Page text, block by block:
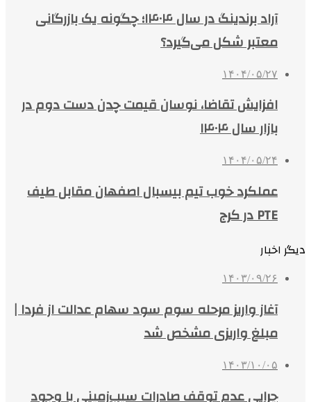
آراد برندینگ در سال ۱۴۰۴؛ چگونه یک بازرگانی
معتبر شکل می‌گیرد؟
۱۴۰۴/۰۵/۲۷
افزایش تقاضا، نوسان قیمت چدن دست دوم در
بازار سال ۱۴۰۴
۱۴۰۴/۰۵/۲۴
عملکرد خوب تیم بیسبال اصفهان مقابل طیف
PTE در کرج
دیگر اخبار
۱۴۰۳/۰۹/۲۶
آغاز واریز مرحله سوم سود سهام عدالت از فردا |
مبلغ واریزی مشخص شد
۱۴۰۳/۱۰/۰۵
چرایی عدم توقف صادرات سیب‌زمینی با وجود